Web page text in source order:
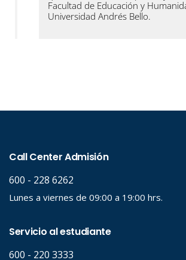
Facultad de Educación y
Universidad Andrés Bello.